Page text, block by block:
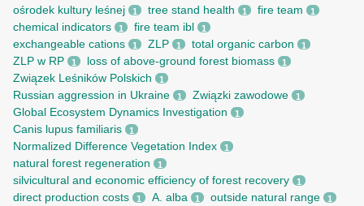
ośrodek kultury leśnej 1 tree stand health 1 fire team 1
chemical indicators 1 fire team ibl 1
exchangeable cations 1 ZLP 1 total organic carbon 1
ZLP w RP 1 loss of above-ground forest biomass 1
Związek Leśników Polskich 1
Russian aggression in Ukraine 1 Związki zawodowe 1
Global Ecosystem Dynamics Investigation 1
Canis lupus familiaris 1
Normalized Difference Vegetation Index 1
natural forest regeneration 1
silvicultural and economic efficiency of forest recovery 1
direct production costs 1 A. alba 1 outside natural range 1